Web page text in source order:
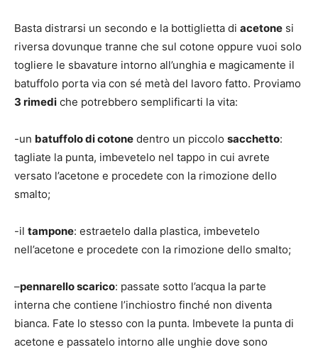
Basta distrarsi un secondo e la bottiglietta di acetone si
riversa dovunque tranne che sul cotone oppure vuoi solo
togliere le sbavature intorno all’unghia e magicamente il
batuffolo porta via con sé metà del lavoro fatto. Proviamo
3 rimedi che potrebbero semplificarti la vita:
-un batuffolo di cotone dentro un piccolo sacchetto:
tagliate la punta, imbevetelo nel tappo in cui avrete
versato l’acetone e procedete con la rimozione dello
smalto;
-il tampone: estraetelo dalla plastica, imbevetelo
nell’acetone e procedete con la rimozione dello smalto;
–pennarello scarico: passate sotto l’acqua la parte
interna che contiene l’inchiostro finché non diventa
bianca. Fate lo stesso con la punta. Imbevete la punta di
acetone e passatelo intorno alle unghie dove sono